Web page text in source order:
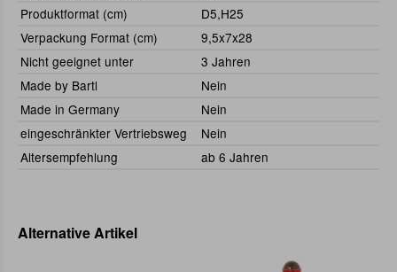
Produktformat (cm)
D5,H25
Verpackung Format (cm)
9,5x7x28
Nicht geeignet unter
3 Jahren
Made by Bartl
Nein
Made in Germany
Nein
eingeschränkter Vertriebsweg
Nein
Altersempfehlung
ab 6 Jahren
Alternative Artikel